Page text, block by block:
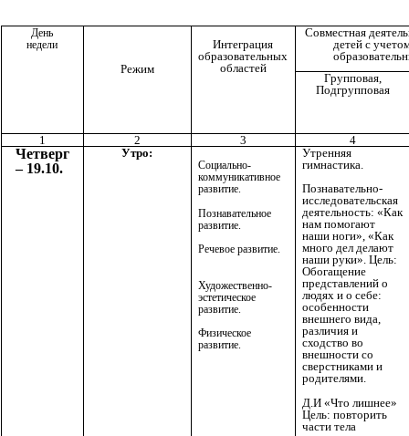
День
недели
Режим
Интеграция
образовательных
областей
Совместная
детей с
Групповая,
Подгрупповая
1 2 3 4
Четверг
– 19.10.
Утро:
Социально-
коммуникативное
развитие.
Познавательное
развитие.
Речевое развитие.
Художественно-
эстетическое
развитие.
Физическое
развитие.
Утренняя
гимнастика.
Познавательно-
исследовательская
деятельность: «Как
нам помогают
наши ноги», «Как
много дел делают
наши руки». Цель:
Обогащение
представлений о
людях и о себе:
особенности
внешнего вида,
различия и
сходство во
внешности со
сверстниками и
родителями.
Д.И «Что лишнее»
Цель: повторить
части тела